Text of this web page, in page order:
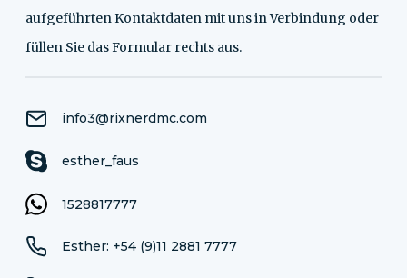
aufgeführten Kontaktdaten mit uns in Verbindung oder
füllen Sie das Formular rechts aus.
info3@rixnerdmc.com
esther_faus
1528817777
Esther: +54 (9)11 2881 7777